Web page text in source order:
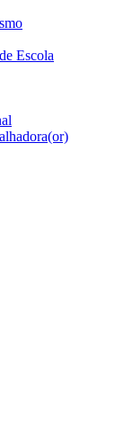
Escola